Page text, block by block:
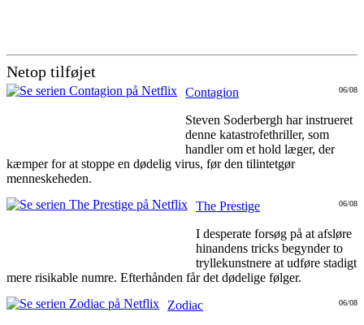
Netop tilføjet
06/08
Contagion
Steven Soderbergh har instrueret
denne katastrofethriller, som
handler om et hold læger, der
kæmper for at stoppe en dødelig virus, før den tilintetgør
menneskeheden.
06/08
The Prestige
I desperate forsøg på at afsløre
hinandens tricks begynder to
tryllekunstnere at udføre stadigt
mere risikable numre. Efterhånden får det dødelige følger.
06/08
Zodiac